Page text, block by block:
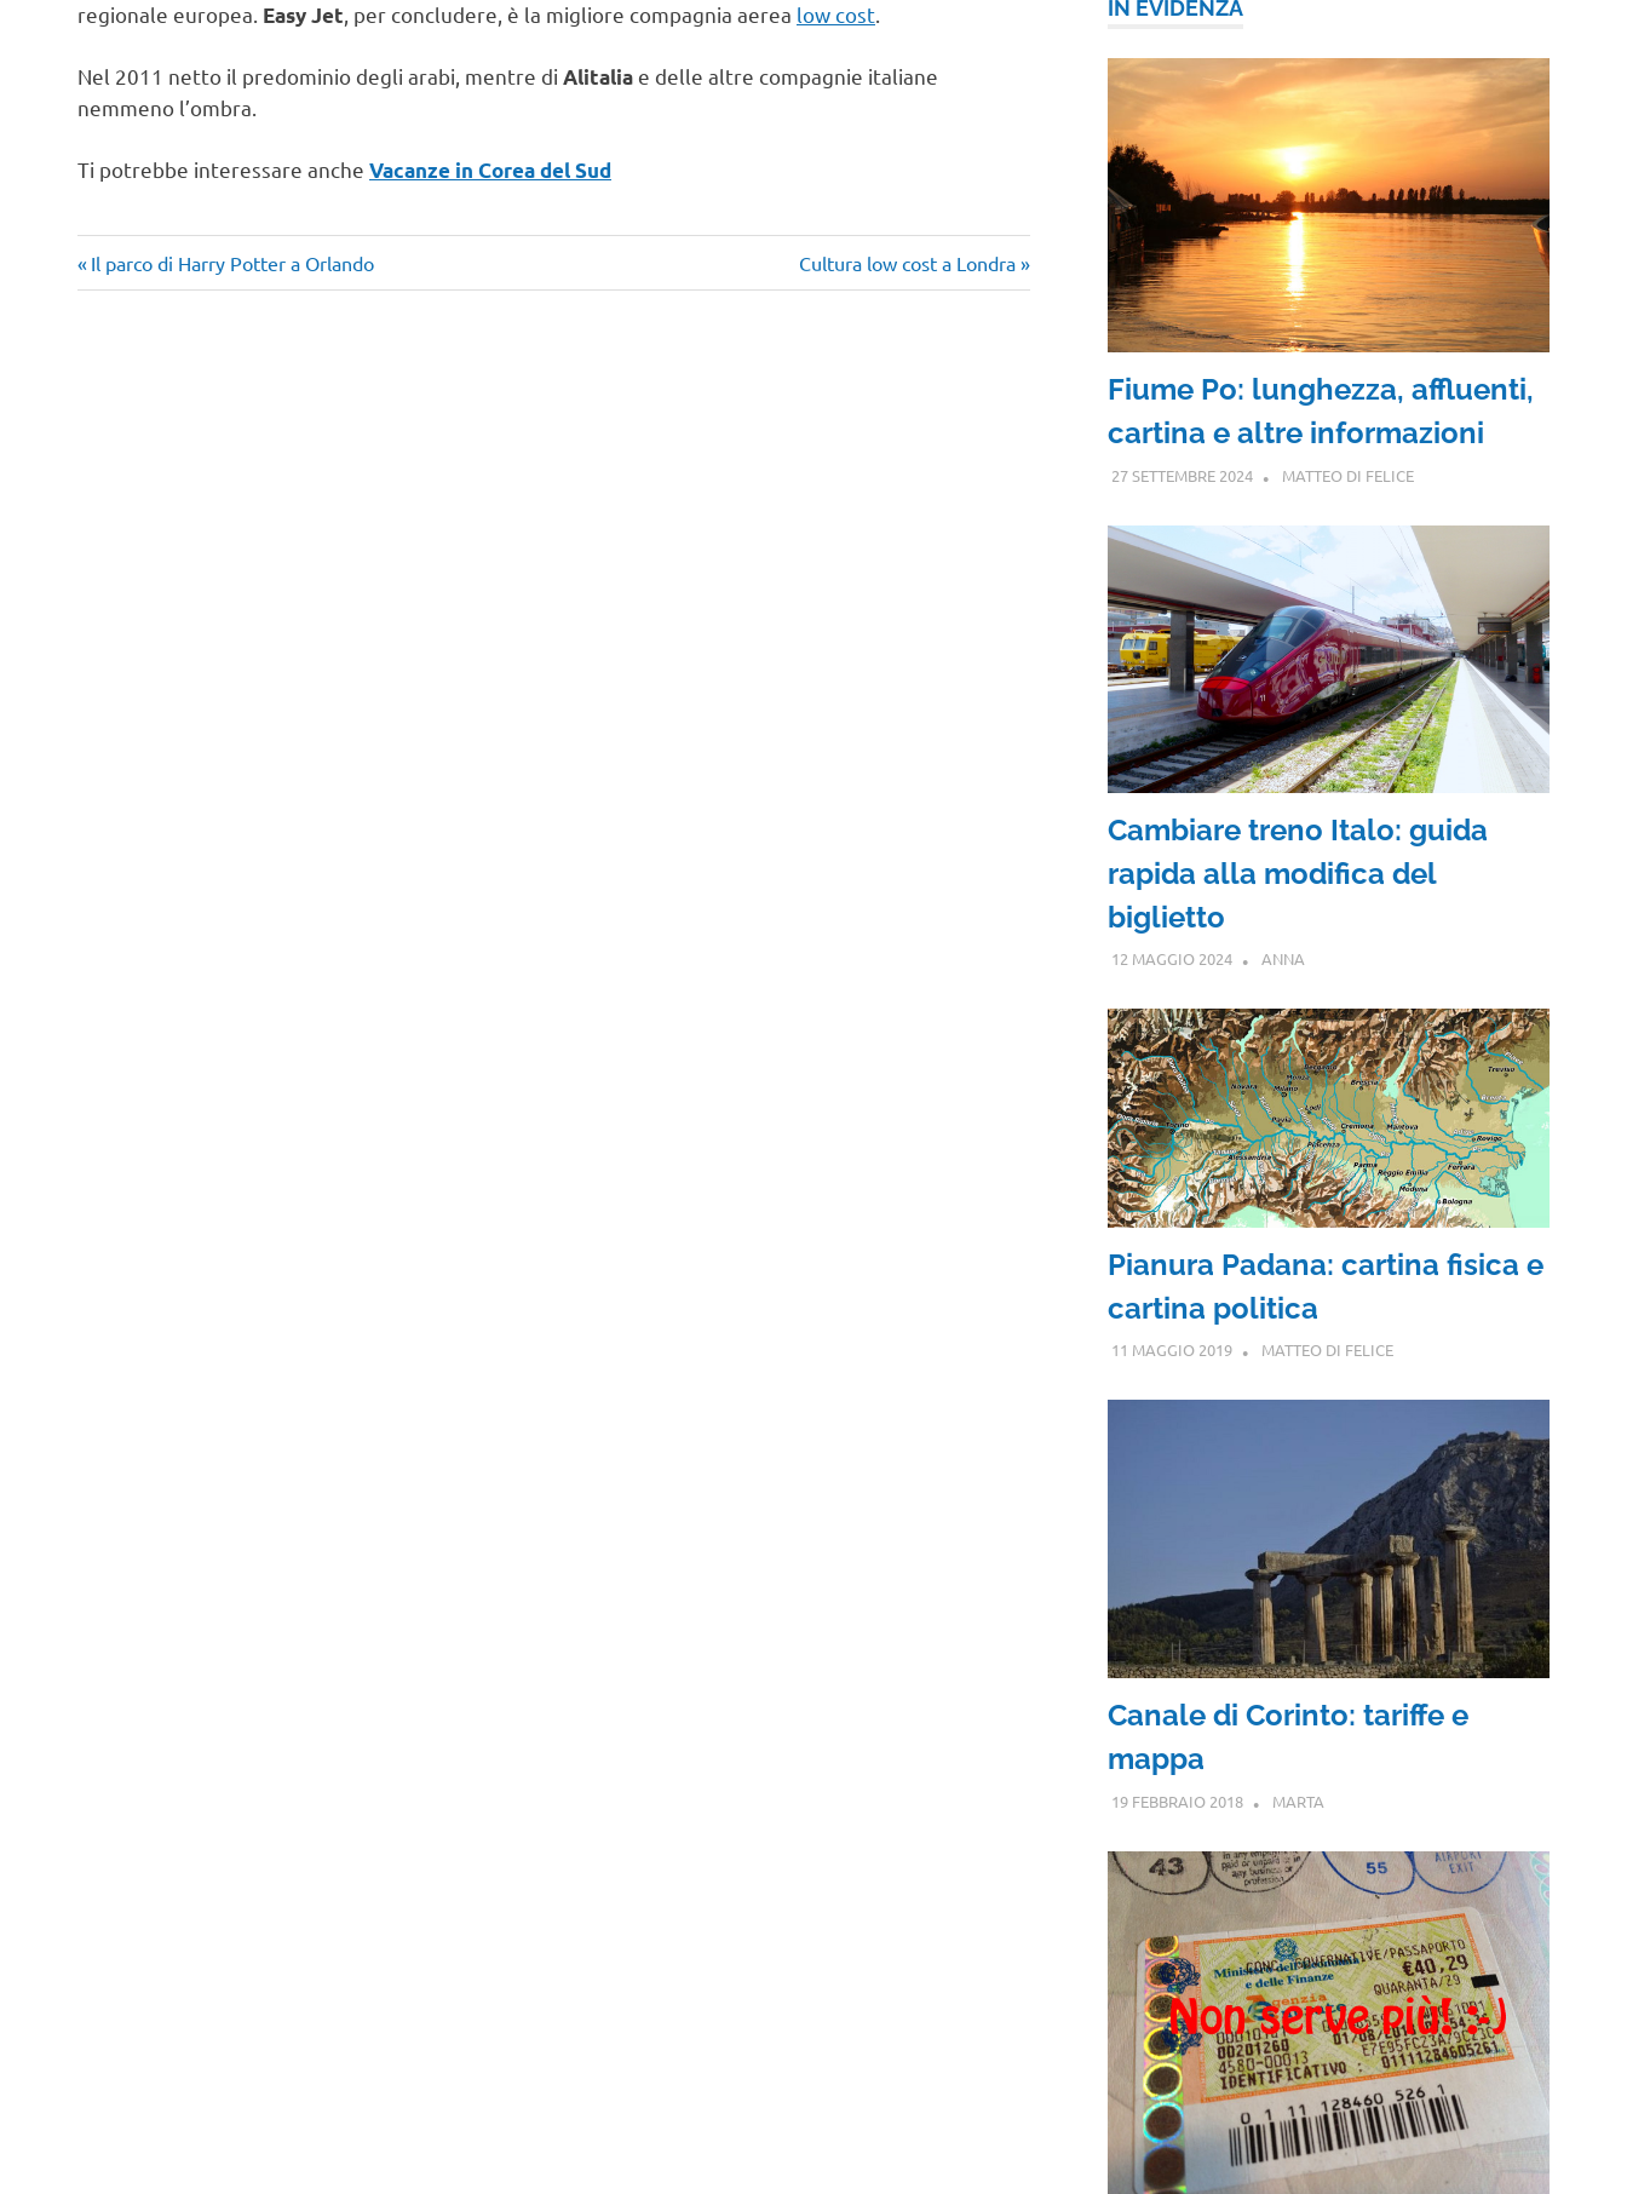
regionale europea. Easy Jet , per concludere, è la migliore compagnia aerea low cost
Nel 2011 netto il predominio degli arabi, mentre di Alitalia e delle altre compagnie italiane
nemmeno l’ombra.
Ti potrebbe interessare anche Vacanze in Corea del Sud
aeree
Navigazione
Articolo
precedente:
Il parco di Harry Potter a Orlando
Articolo
successivo:
Cultura low cost a Londra
IN EVIDENZA
Fiume Po: lunghezza, affluenti,
cartina e altre informazioni
27 SETTEMBRE 2024 MATTEO DI FELICE
Cambiare treno Italo: guida
rapida alla modifica del
biglietto
12 MAGGIO 2024 ANNA
Pianura Padana: cartina fisica e
cartina politica
11 MAGGIO 2019 MATTEO DI FELICE
Canale di Corinto: tariffe e
mappa
19 FEBBRAIO 2018 MARTA